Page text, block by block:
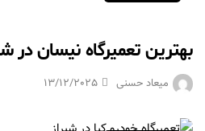
بهترین تعمیرگاه نیسان در
میعاد حسنی 13/12/2025